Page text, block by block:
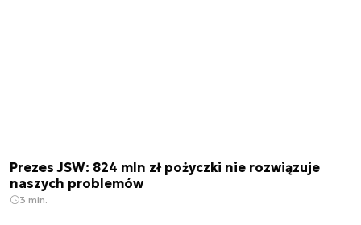
Prezes JSW: 824 mln zł pożyczki nie rozwiązuje
naszych problemów
3 min.